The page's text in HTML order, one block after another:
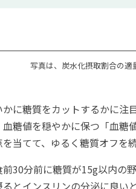
写真は、炭水化摂取割合の適
に糖質をカットするかに注
糖値を穏やかに保つ「血糖
当てて、ゆるく糖質オフを
30分前に糖質が15g以内の